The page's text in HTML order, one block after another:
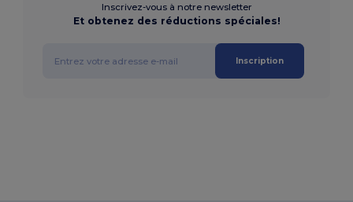
Inscrivez-vous à notre newsletter
Et obtenez des réductions spéciales!
Inscription